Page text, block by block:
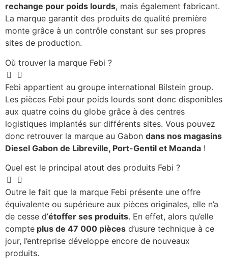
rechange pour poids lourds, mais également fabricant.
La marque garantit des produits de qualité première
monte grâce à un contrôle constant sur ses propres
sites de production.
Où trouver la marque Febi ?
Febi appartient au groupe international Bilstein group.
Les pièces Febi pour poids lourds sont donc disponibles
aux quatre coins du globe grâce à des centres
logistiques implantés sur différents sites. Vous pouvez
donc retrouver la marque au Gabon dans nos magasins
Diesel Gabon de Libreville, Port-Gentil et Moanda !
Quel est le principal atout des produits Febi ?
Outre le fait que la marque Febi présente une offre
équivalente ou supérieure aux pièces originales, elle n’a
de cesse d’étoffer ses produits. En effet, alors qu’elle
compte plus de 47 000 pièces d’usure technique à ce
jour, l’entreprise développe encore de nouveaux
produits.